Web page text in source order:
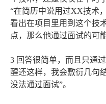
“在简历中说用过XX技术
看出在项目里用到这个技
点，那么他通过面试的可
3 回答很简单，而且只通
醒还这样，我会敷衍几句
没法通过面试”。